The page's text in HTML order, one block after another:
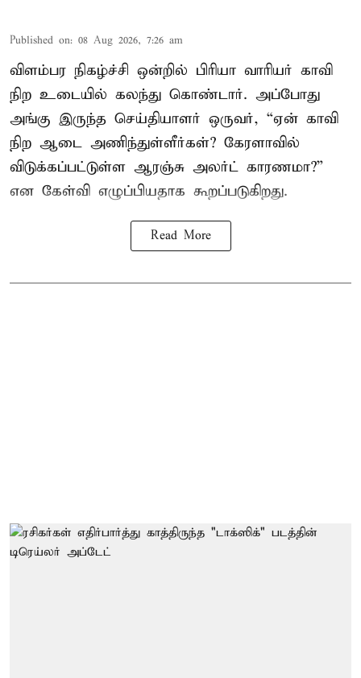
Published on: 08 Aug 2026, 7:26 am
விளம்பர நிகழ்ச்சி ஒன்றில் பிரியா வாரியர் காவி
நிற உடையில் கலந்து கொண்டார். அப்போது
அங்கு இருந்த செய்தியாளர் ஒருவர், “ஏன் காவி
நிற ஆடை அணிந்துள்ளீர்கள்? கேரளாவில்
விடுக்கப்பட்டுள்ள ஆரஞ்சு அலர்ட் காரணமா?”
என கேள்வி எழுப்பியதாக கூறப்படுகிறது.
Read More